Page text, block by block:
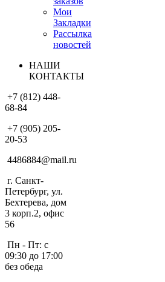
Мои
Закладки
Рассылка
новостей
НАШИ
КОНТАКТЫ
+7 (812) 448-
68-84
+7 (905) 205-
20-53
4486884@mail.ru
г. Санкт-
Петербург, ул.
Бехтерева, дом
3 корп.2, офис
56
Пн - Пт: с
09:30 до 17:00
без обеда